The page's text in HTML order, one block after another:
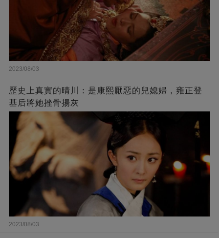
2023/08/03
歷史上真實的晴川：是康熙厭惡的兒媳婦，雍正登
基后將她挫骨揚灰
2023/08/03